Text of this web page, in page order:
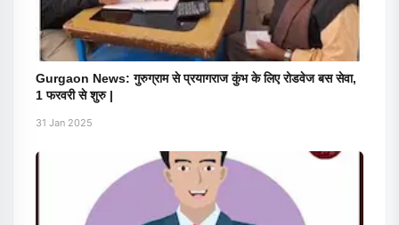
Gurgaon News: गुरुग्राम से प्रयागराज कुंभ के लिए रोडवेज बस सेवा,
1 फरवरी से शुरु |
31 Jan 2025